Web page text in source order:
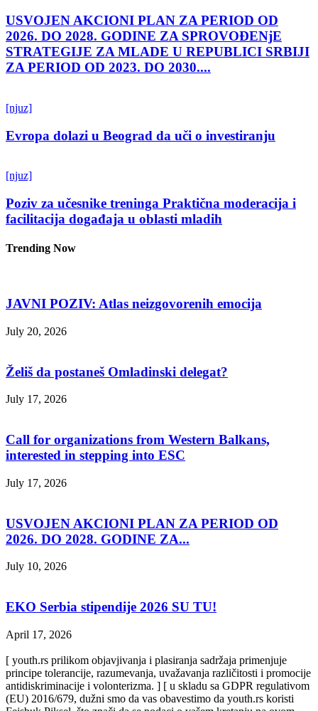
USVOJEN AKCIONI PLAN ZA PERIOD OD
2026. DO 2028. GODINE ZA SPROVOĐENjE
STRATEGIJE ZA MLADE U REPUBLICI SRBIJI
ZA PERIOD OD 2023. DO 2030....
[njuz]
Evropa dolazi u Beograd da uči o investiranju
[njuz]
Poziv za učesnike treninga Praktična moderacija i
facilitacija događaja u oblasti mladih
Trending Now
JAVNI POZIV: Atlas neizgovorenih emocija
July 20, 2026
Želiš da postaneš Omladinski delegat?
July 17, 2026
Call for organizations from Western Balkans,
interested in stepping into ESC
July 17, 2026
USVOJEN AKCIONI PLAN ZA PERIOD OD
2026. DO 2028. GODINE ZA...
July 10, 2026
EKO Serbia stipendije 2026 SU TU!
April 17, 2026
[ youth.rs prilikom objavjivanja i plasiranja sadržaja primenjuje
principe tolerancije, razumevanja, uvažavanja različitosti i promocije
antidiskriminacije i volonterizma. ] [ u skladu sa GDPR regulativom
(EU) 2016/679, dužni smo da vas obavestimo da youth.rs koristi